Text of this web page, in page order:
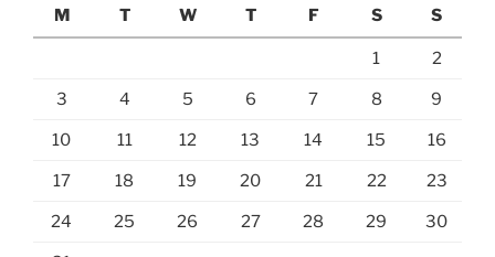
M
T W T F S S
1 2
3 4 5 6 7 8 9
10 11 12 13 14 15 16
17 18 19 20 21 22 23
24 25 26 27 28 29 30